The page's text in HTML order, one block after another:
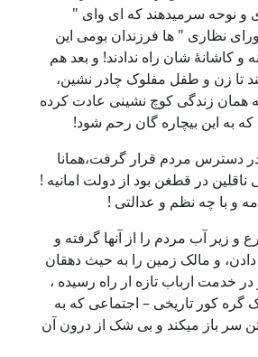
نوحه سرمیدهند که ای وای "
نظاری " ها فرزندان بومی این
و کاشانۀ شان راه ندادند! و بعد هم
تا زن و طفل مفلوک چادر نشین،
همان زندگی کوچ نشینی عادت کرده
که به این بیچاره گان رحم شود!
دسترس مردم قرار گرفت،همانا
ناقلین در قطغن بود از دولت امانیه !
و با چه نظم و عدالتی !
و زیر آب مردم را از آنها گرفته و
و مالک زمین را به حیث دهقان
خدمت ارباب تازه ار راه رسیده ،
گره کور تاریخی – اجتماعی که به
سر باز میکند و بی شک از درون آن